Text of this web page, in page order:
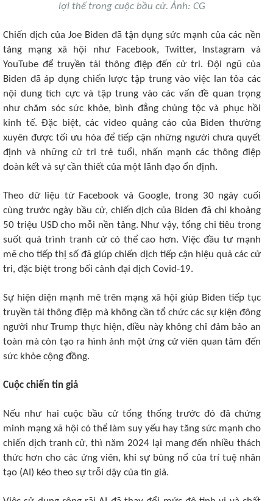
lợi thế trong cuộc bầu cử. Ảnh: CG
Chiến dịch của Joe Biden đã tận dụng sức mạnh của các nền
tảng mạng xã hội như Facebook, Twitter, Instagram và
YouTube để truyền tải thông điệp đến cử tri. Đội ngũ của
Biden đã áp dụng chiến lược tập trung vào việc lan tỏa các
nội dung tích cực và tập trung vào các vấn đề quan trọng
như chăm sóc sức khỏe, bình đẳng chủng tộc và phục hồi
kinh tế. Đặc biệt, các video quảng cáo của Biden thường
xuyên được tối ưu hóa để tiếp cận những người chưa quyết
định và những cử tri trẻ tuổi, nhấn mạnh các thông điệp
đoàn kết và sự cần thiết của một lãnh đạo ổn định.
Theo dữ liệu từ Facebook và Google, trong 30 ngày cuối
cùng trước ngày bầu cử, chiến dịch của Biden đã chi khoảng
50 triệu USD cho mỗi nền tảng. Như vậy, tổng chi tiêu trong
suốt quá trình tranh cử có thể cao hơn. Việc đầu tư mạnh
mẽ cho tiếp thị số đã giúp chiến dịch tiếp cận hiệu quả các cử
tri, đặc biệt trong bối cảnh đại dịch Covid-19.
Sự hiện diện mạnh mẽ trên mạng xã hội giúp Biden tiếp tục
truyền tải thông điệp mà không cần tổ chức các sự kiện đông
người như Trump thực hiện, điều này không chỉ đảm bảo an
toàn mà còn tạo ra hình ảnh một ứng cử viên quan tâm đến
sức khỏe cộng đồng.
Cuộc chiến tin giả
Nếu như hai cuộc bầu cử tổng thống trước đó đã chứng
minh mạng xã hội có thể làm suy yếu hay tăng sức mạnh cho
chiến dịch tranh cử, thì năm 2024 lại mang đến nhiều thách
thức hơn cho các ứng viên, khi sự bùng nổ của trí tuệ nhân
tạo (AI) kéo theo sự trỗi dậy của tin giả.